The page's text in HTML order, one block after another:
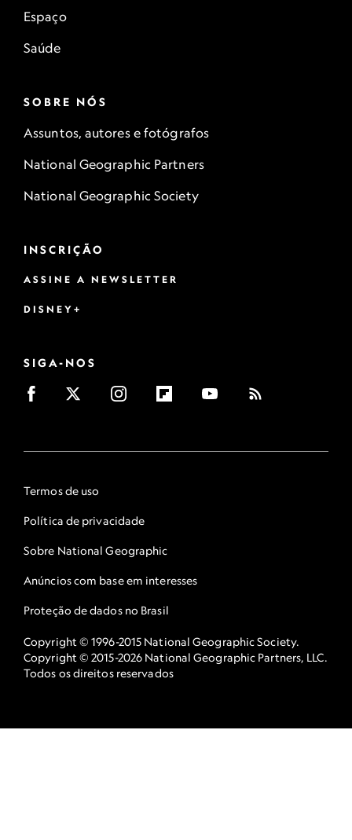
Espaço
Saúde
SOBRE NÓS
Assuntos, autores e fotógrafos
National Geographic Partners
National Geographic Society
INSCRIÇÃO
ASSINE A NEWSLETTER
DISNEY+
SIGA-NOS
Termos de uso
Política de privacidade
Sobre National Geographic
Anúncios com base em interesses
Proteção de dados no Brasil
Copyright © 1996-2015 National Geographic Society.
Copyright © 2015-2026 National Geographic Partners, LLC.
Todos os direitos reservados